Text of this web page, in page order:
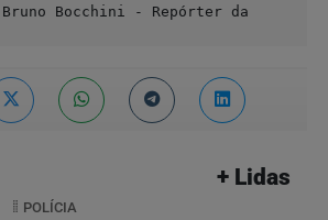
Bruno Bocchini - Repórter da
+ Lidas
POLÍCIA